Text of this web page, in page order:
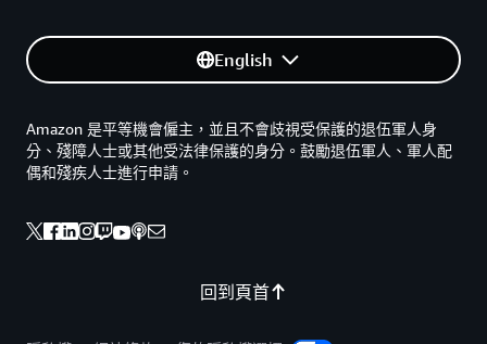
English
回到頁首
Amazon 是平等機會僱主，並且不會歧視受保護的退伍軍人身
分、殘障人士或其他受法律保護的身分。鼓勵退伍軍人、軍人配
偶和殘疾人士進行申請。